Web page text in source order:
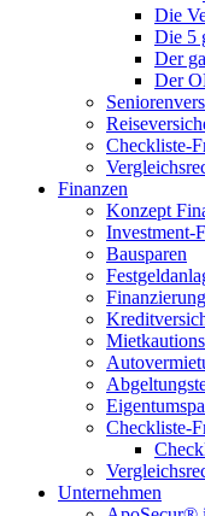
Die
Die 5
Der
Der
Checkliste-
Finanzen
Konzept
Investment-
Bausparen
Finanzierung
Checkliste-
Unternehmen